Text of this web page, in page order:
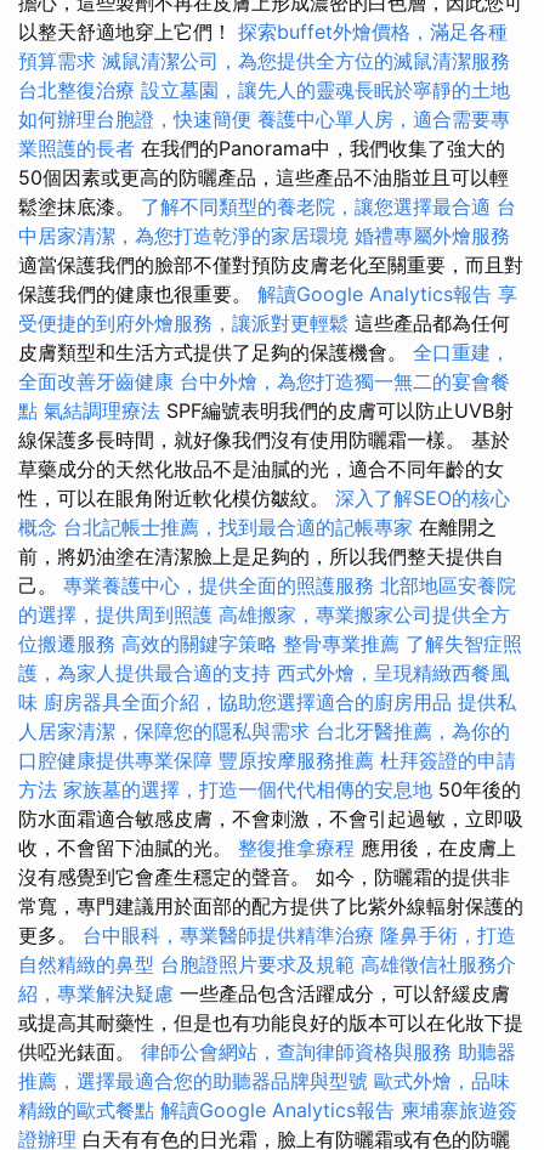
以整天舒適地穿上它們！ 探索buffet外燴價格，滿足各種
預算需求 滅鼠清潔公司，為您提供全方位的滅鼠清潔服務
台北整復治療 設立墓園，讓先人的靈魂長眠於寧靜的土地
如何辦理台胞證，快速簡便 養護中心單人房，適合需要專
業照護的長者 在我們的Panorama中，我們收集了強大的
50個因素或更高的防曬產品，這些產品不油脂並且可以輕
鬆塗抹底漆。 了解不同類型的養老院，讓您選擇最合適 台
中居家清潔，為您打造乾淨的家居環境 婚禮專屬外燴服務
適當保護我們的臉部不僅對預防皮膚老化至關重要，而且對
保護我們的健康也很重要。 解讀Google Analytics報告 享
受便捷的到府外燴服務，讓派對更輕鬆 這些產品都為任何
皮膚類型和生活方式提供了足夠的保護機會。 全口重建，
全面改善牙齒健康 台中外燴，為您打造獨一無二的宴會餐
點 氣結調理療法 SPF編號表明我們的皮膚可以防止UVB射
線保護多長時間，就好像我們沒有使用防曬霜一樣。 基於
草藥成分的天然化妝品不是油膩的光，適合不同年齡的女
性，可以在眼角附近軟化模仿皺紋。 深入了解SEO的核心
概念 台北記帳士推薦，找到最合適的記帳專家 在離開之
前，將奶油塗在清潔臉上是足夠的，所以我們整天提供自
己。 專業養護中心，提供全面的照護服務 北部地區安養院
的選擇，提供周到照護 高雄搬家，專業搬家公司提供全方
位搬遷服務 高效的關鍵字策略 整骨專業推薦 了解失智症照
護，為家人提供最合適的支持 西式外燴，呈現精緻西餐風
味 廚房器具全面介紹，協助您選擇適合的廚房用品 提供私
人居家清潔，保障您的隱私與需求 台北牙醫推薦，為你的
口腔健康提供專業保障 豐原按摩服務推薦 杜拜簽證的申請
方法 家族墓的選擇，打造一個代代相傳的安息地 50年後的
防水面霜適合敏感皮膚，不會刺激，不會引起過敏，立即吸
收，不會留下油膩的光。 整復推拿療程 應用後，在皮膚上
沒有感覺到它會產生穩定的聲音。 如今，防曬霜的提供非
常寬，專門建議用於面部的配方提供了比紫外線輻射保護的
更多。 台中眼科，專業醫師提供精準治療 隆鼻手術，打造
自然精緻的鼻型 台胞證照片要求及規範 高雄徵信社服務介
紹，專業解決疑慮 一些產品包含活躍成分，可以舒緩皮膚
或提高其耐藥性，但是也有功能良好的版本可以在化妝下提
供啞光錶面。 律師公會網站，查詢律師資格與服務 助聽器
推薦，選擇最適合您的助聽器品牌與型號 歐式外燴，品味
精緻的歐式餐點 解讀Google Analytics報告 柬埔寨旅遊簽
證辦理 白天有有色的日光霜，臉上有防曬霜或有色的防曬